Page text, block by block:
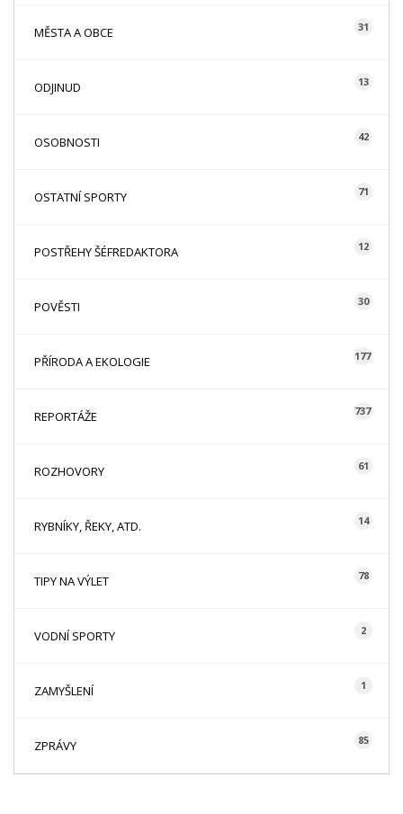
MĚSTA A OBCE 31
ODJINUD 13
OSOBNOSTI 42
OSTATNÍ SPORTY 71
POSTŘEHY ŠÉFREDAKTORA 12
POVĚSTI 30
PŘÍRODA A EKOLOGIE 177
REPORTÁŽE 737
ROZHOVORY 61
RYBNÍKY, ŘEKY, ATD. 14
TIPY NA VÝLET 78
VODNÍ SPORTY 2
ZAMYŠLENÍ 1
ZPRÁVY 85